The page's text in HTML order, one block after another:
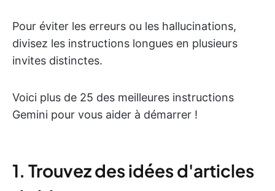
Pour éviter les erreurs ou les hallucinations,
divisez les instructions longues en plusieurs
invites distinctes.
Voici plus de 25 des meilleures instructions
Gemini pour vous aider à démarrer !
1. Trouvez des idées d'articles